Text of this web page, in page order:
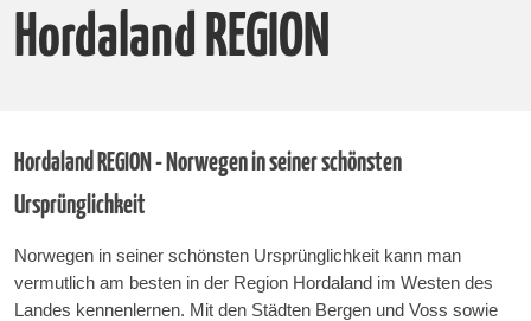
Hordaland REGION
Hordaland REGION - Norwegen in seiner schönsten
Ursprünglichkeit
Norwegen in seiner schönsten Ursprünglichkeit kann man
vermutlich am besten in der Region Hordaland im Westen des
Landes kennenlernen. Mit den Städten Bergen und Voss sowie